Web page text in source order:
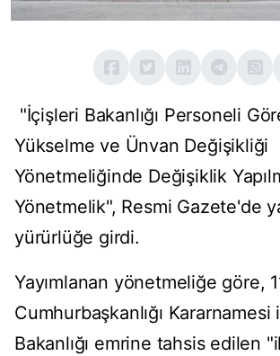
"İçişleri Bakanlığı Personeli
Yükselme ve Ünvan Değişikliği
Yönetmeliğinde Değişiklik
Yönetmelik", Resmi Gazete'de
yürürlüğe girdi.
Yayımlanan yönetmeliğe göre,
Cumhurbaşkanlığı Kararnamesi
Bakanlığı emrine tahsis edilen